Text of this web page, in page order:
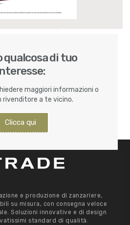
qualcosa di tuo
maggiori informazioni o
rivenditore a te vicino.
Clicca qui
e produzione di zanzariere,
su misura, con consegna veloce
Soluzioni innovative e di design
standard di qualità.